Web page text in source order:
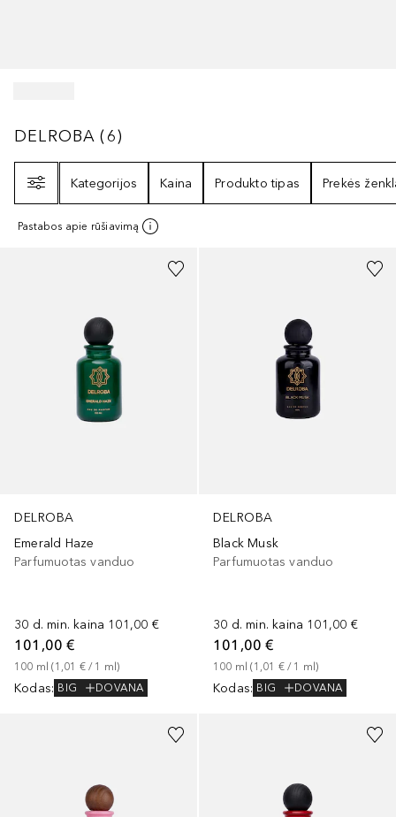
DELROBA6
DELROBA (6)
Kategorijos
Kaina Produkto tipas Prekės
Pastabos apie rūšiavimą
DELROBA
Emerald Haze
Parfumuotas vanduo
30 d. min. kaina 101,00 €
101,00 €
100 ml (1,01 € / 1 ml)
Kodas: BIG DOVANA
DELROBA
Black Musk
Parfumuotas vanduo
30 d. min. kaina 101,00 €
101,00 €
100 ml (1,01 € / 1 ml)
Kodas: BIG DOVANA